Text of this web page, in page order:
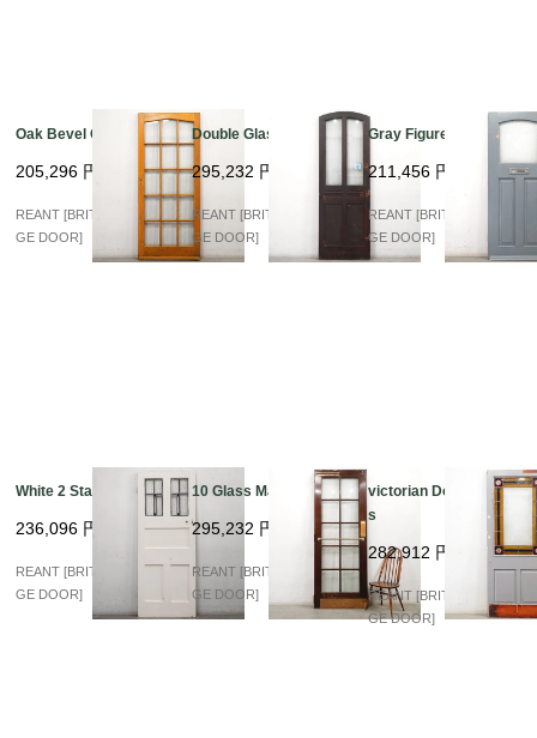
Oak Bevel Glass
205,296 円
REANT [BRITISH VINTA
GE DOOR]
Double Glass Arch
295,232 円
REANT [BRITISH VINTA
GE DOOR]
Gray Figured Glass
211,456 円
REANT [BRITISH VINTA
GE DOOR]
White 2 Stained
236,096 円
REANT [BRITISH VINTA
GE DOOR]
10 Glass Mahogany
295,232 円
REANT [BRITISH VINTA
GE DOOR]
victorian Double Glas
s
282,912 円
REANT [BRITISH VINTA
GE DOOR]